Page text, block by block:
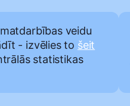
veidu
- izvēlies to šeit
statistikas